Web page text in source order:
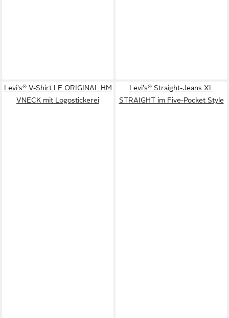
Levi's® V-Shirt LE ORIGINAL HM
VNECK mit Logostickerei
Levi's® Straight-Jeans XL
STRAIGHT im Five-Pocket Style